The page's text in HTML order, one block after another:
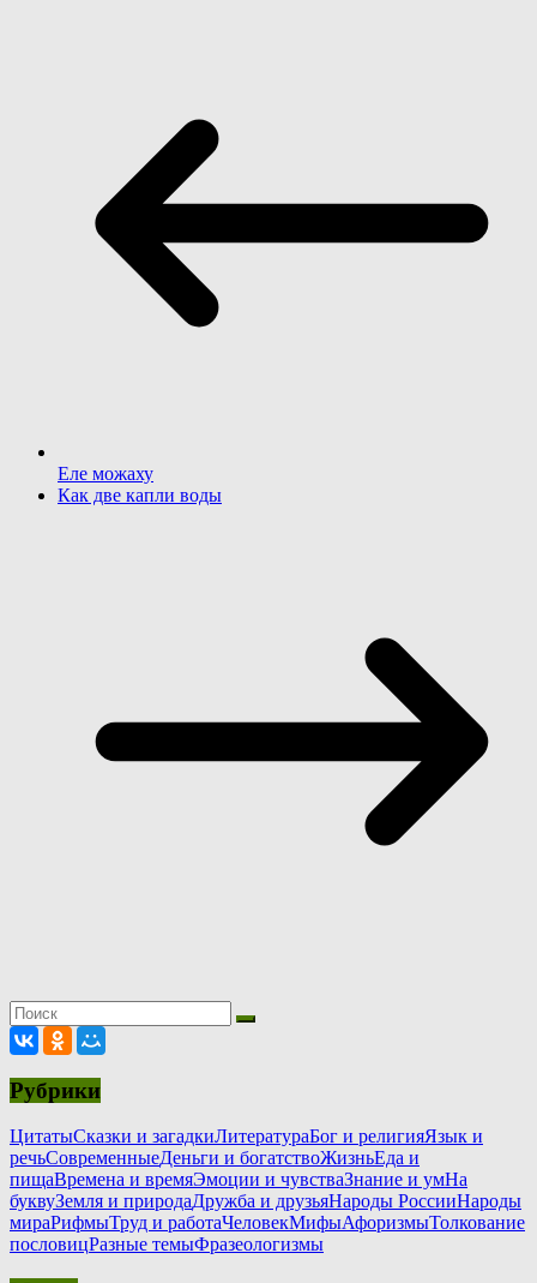
Еле можаху
Как две капли воды
Рубрики
ЦитатыСказки и загадкиЛитератураБог и религияЯзык и
речьСовременныеДеньги и богатствоЖизньЕда и
пищаВремена и времяЭмоции и чувстваЗнание и умНа
буквуЗемля и природаДружба и друзьяНароды РоссииНароды
мираРифмыТруд и работаЧеловекМифыАфоризмыТолкование
пословицРазные темыФразеологизмы